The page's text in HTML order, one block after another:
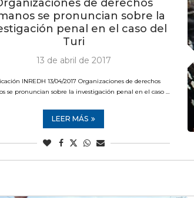
de derechos
se pronuncian sobre la
penal en el caso del
Turi
13 de abril de 2017
INREDH 13/04/2017 Organizaciones de derechos
se pronuncian sobre la investigación penal en el caso …
LEER MÁS